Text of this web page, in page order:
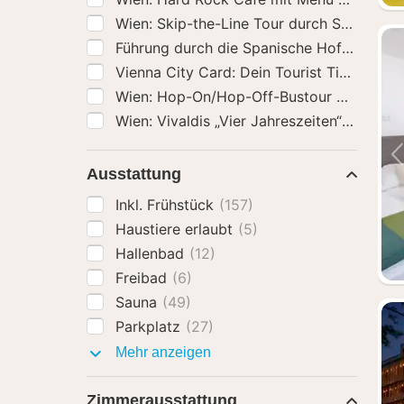
Ausstattung
Inkl. Frühstück (157)
Haustiere erlaubt (5)
Hallenbad (12)
Freibad (6)
Sauna (49)
Parkplatz (27)
Mehr anzeigen
Zimmerausstattung